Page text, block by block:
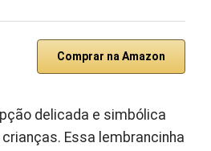
Comprar na Amazon
delicada e simbólica
Essa lembrancinha